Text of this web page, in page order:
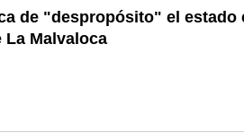
de "despropósito" el estado
La Malvaloca